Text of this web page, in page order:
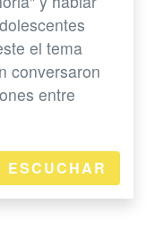
el tema
conversaron
entre
ESCUCHAR